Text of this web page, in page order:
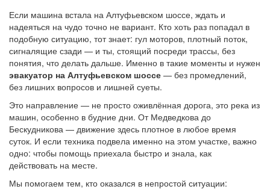
Если машина встала на Алтуфьевском шоссе, ждать и
надеяться на чудо точно не вариант. Кто хоть раз попадал в
подобную ситуацию, тот знает: гул моторов, плотный поток,
сигналящие сзади — и ты, стоящий посреди трассы, без
понятия, что делать дальше. Именно в такие моменты и нужен
эвакуатор на Алтуфьевском шоссе — без промедлений,
без лишних вопросов и лишней суеты.
Это направление — не просто оживлённая дорога, это река из
машин, особенно в будние дни. От Медведкова до
Бескудникова — движение здесь плотное в любое время
суток. И если техника подвела именно на этом участке, важно
одно: чтобы помощь приехала быстро и знала, как
действовать на месте.
Мы помогаем тем, кто оказался в непростой ситуации: